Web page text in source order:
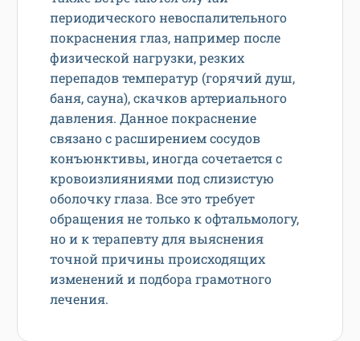
периодического невоспалительного
покраснения глаз, например после
физической нагрузки, резких
перепадов температур (горячий душ,
баня, сауна), скачков артериального
давления. Данное покраснение
связано с расширением сосудов
конъюнктивы, иногда сочетается с
кровоизлияниями под слизистую
оболочку глаза. Все это требует
обращения не только к офтальмологу,
но и к терапевту для выяснения
точной причины происходящих
изменений и подбора грамотного
лечения.